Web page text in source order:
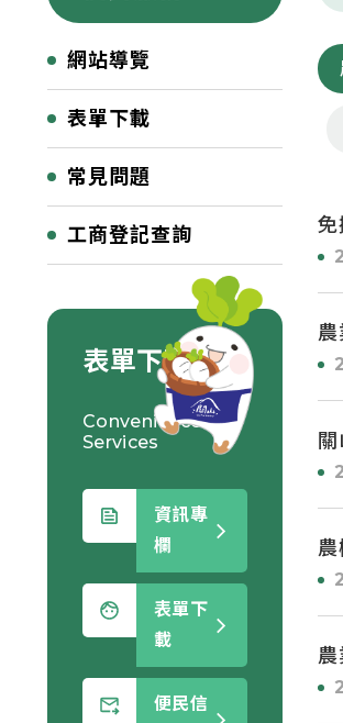
網站導覽
表單下載
常見問題
工商登記查詢
表單下載
Convenience
Services
資訊專
欄
表單下
載
便民信
免